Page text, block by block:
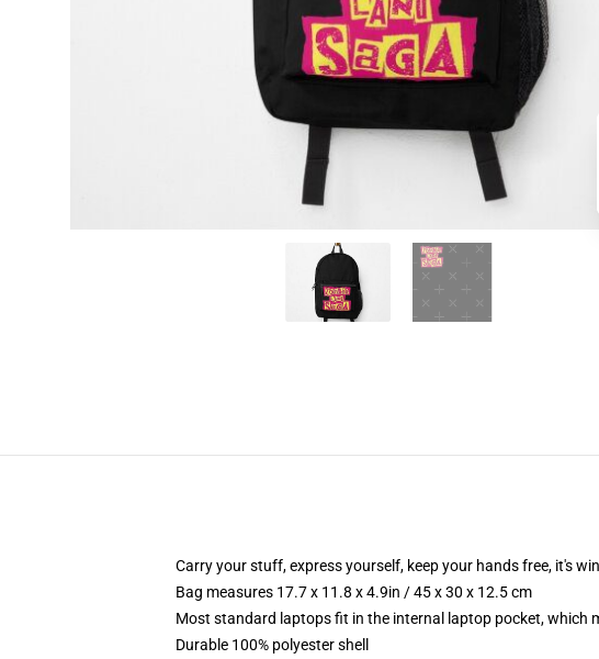
Carry your stuff, express yourself, keep your hands free, it's
Bag measures 17.7 x 11.8 x 4.9in / 45 x 30 x 12.5 cm
Most standard laptops fit in the internal laptop pocket, which
Durable 100% polyester shell